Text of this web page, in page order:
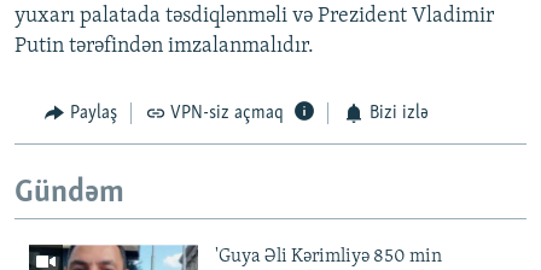
yuxarı palatada təsdiqlənməli və Prezident Vladimir
Putin tərəfindən imzalanmalıdır.
Paylaş VPN-siz açmaq Bizi izlə
Gündəm
'Guya Əli Kərimliyə 850 min